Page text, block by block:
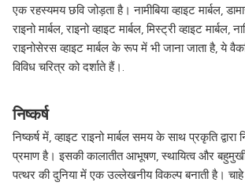
एक रहस्यमय छवि जोड़ता है। नामीबिया व्हाइट मार्बल,
राइनो मार्बल, राइनो व्हाइट मार्बल, मिस्ट्री व्हाइट मार्बल,
राइनोसेरस व्हाइट मार्बल के रूप में भी जाना जाता है, ये
विविध चरित्र को दर्शाते हैं।.
निष्कर्ष
निष्कर्ष में, व्हाइट राइनो मार्बल समय के साथ प्रकृति द्वारा
प्रमाण है। इसकी कालातीत आभूषण, स्थायित्व और
पत्थर की दुनिया में एक उल्लेखनीय विकल्प बनाती है।